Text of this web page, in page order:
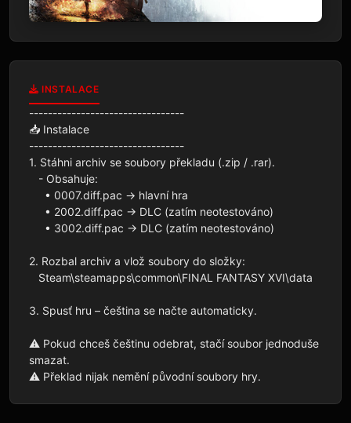
INSTALACE
---------------------------------
📥 Instalace
---------------------------------
1. Stáhni archiv se soubory překladu (.zip / .rar).
2. Rozbal archiv a vlož soubory do složky:
3. Spusť hru – čeština se načte automaticky.
⚠️ Pokud chceš češtinu odebrat, stačí soubor jednoduše
smazat.
⚠️ Překlad nijak nemění původní soubory hry.